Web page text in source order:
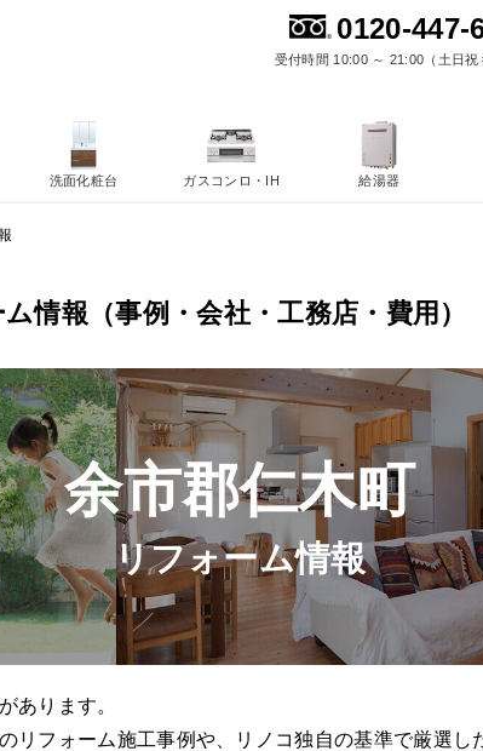
0120-447-
受付時間 10:00 ～ 21:00（土日祝
情報（事例・会社・工務店・費用）
余市郡仁木町
リフォーム情報
あります。
リフォーム施工事例や、リノコ独自の基準で厳選
洗面化粧台 ガスコンロ・IH 給湯器